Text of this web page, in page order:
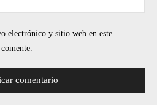
electrónico y sitio web en este